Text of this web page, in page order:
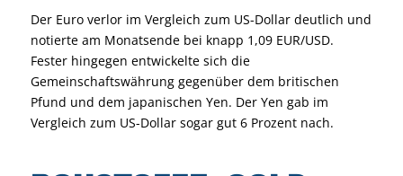
Der Euro verlor im Vergleich zum US-Dollar deutlich und
notierte am Monatsende bei knapp 1,09 EUR/USD.
Fester hingegen entwickelte sich die
Gemeinschaftswährung gegenüber dem britischen
Pfund und dem japanischen Yen. Der Yen gab im
Vergleich zum US-Dollar sogar gut 6 Prozent nach.